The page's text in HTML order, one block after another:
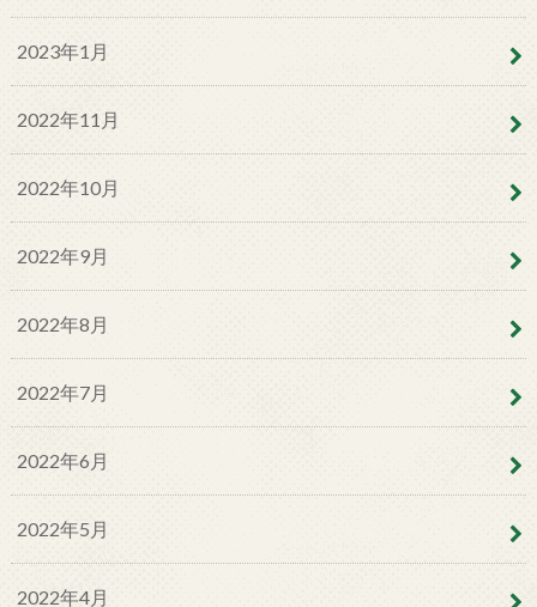
2023年1月
2022年11月
2022年10月
2022年9月
2022年8月
2022年7月
2022年6月
2022年5月
2022年4月